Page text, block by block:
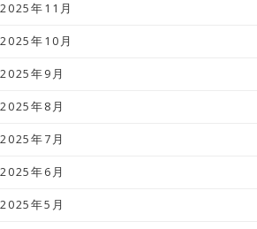
2025年11月
2025年10月
2025年9月
2025年8月
2025年7月
2025年6月
2025年5月